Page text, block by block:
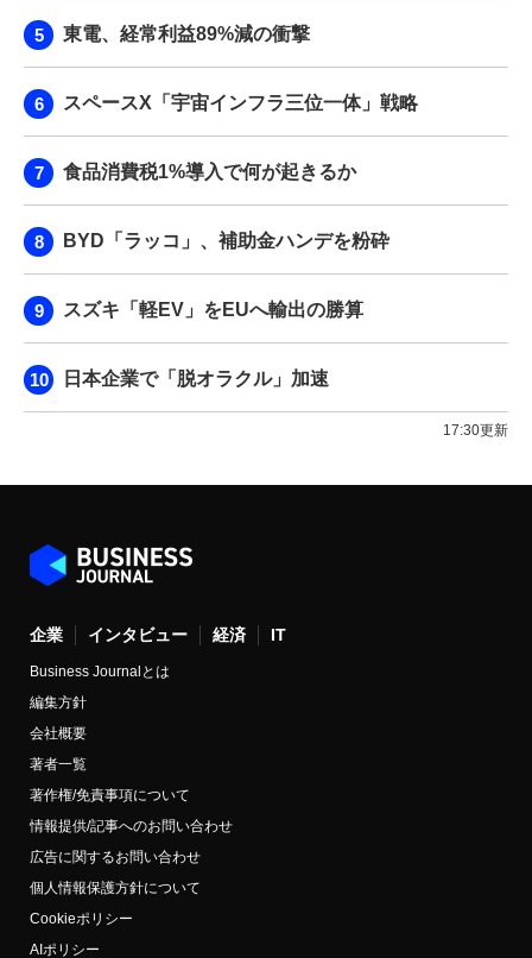
東電、経常利益89%減の衝撃
スペースX「宇宙インフラ三位一体」戦略
食品消費税1%導入で何が起きるか
BYD「ラッコ」、補助金ハンデを粉砕
スズキ「軽EV」をEUへ輸出の勝算
日本企業で「脱オラクル」加速
17:30更新
企業 インタビュー 経済 IT
Business Journalとは
編集方針
会社概要
著者一覧
著作権/免責事項について
情報提供/記事へのお問い合わせ
広告に関するお問い合わせ
個人情報保護方針について
Cookieポリシー
AIポリシー